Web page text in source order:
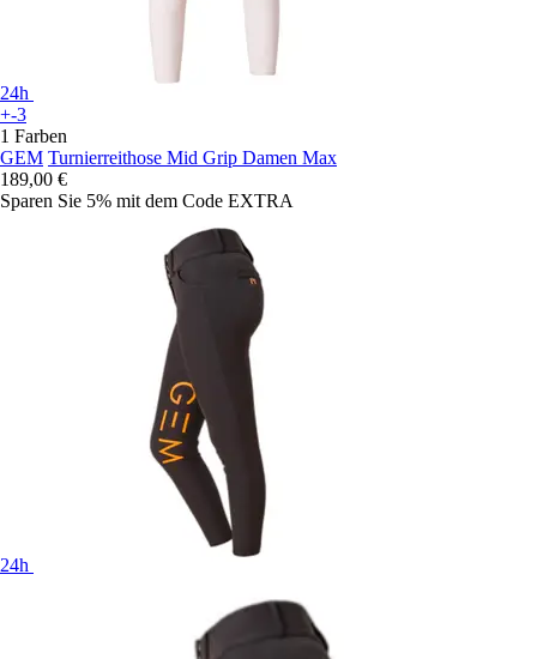
24h
+-3
1 Farben
GEM Turnierreithose Mid Grip Damen Max
189,00 €
Sparen Sie 5% mit dem Code EXTRA
24h